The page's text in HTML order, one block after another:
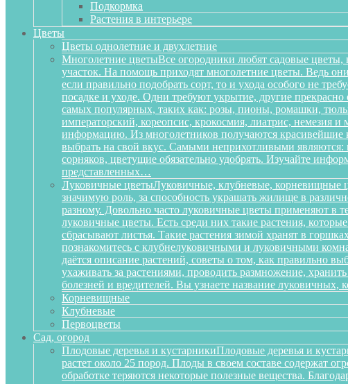
Подкормка
Растения в интерьере
Цветы
Цветы однолетние и двухлетние
Многолетние цветыВсе огородники любят садовые цветы,
участок. На помощь приходят многолетние цветы. Ведь
если правильно подобрать сорт, то и ухода особого не
посадке и уходе. Одни требуют укрытие, другие
самых популярных, таких как: розы, пионы, ромашки,
императорский, кореопсис, крокосмия, лиатрис, немезия
информацию. Из многолетников получаются красивейшие
выбрать на свой вкус. Самыми неприхотливыми являются:
сорняков, цветущие обязательно удобрять. Изучайте
представленных…
Луковичные цветыЛуковичные, клубневые, корневищные
значимую роль, за способность украшать жилище в
разному. Довольно часто луковичные цветы применяют в
луковичные цветы. Есть среди них такие растения,
сбрасывают листья. Такие растения зимой хранят в
познакомитесь с клубнелуковичными и луковичными
даётся описание растений, советы о том, как правильно
ухаживать за растениями, проводить размножение,
болезней и вредителей. Вы узнаете название
Корневищные
Клубневые
Первоцветы
Сад, огород
Плодовые деревья и кустарникиПлодовые деревья и
растет около 25 пород. Плоды в своем составе содержат
обработке теряются некоторые полезные вещества.